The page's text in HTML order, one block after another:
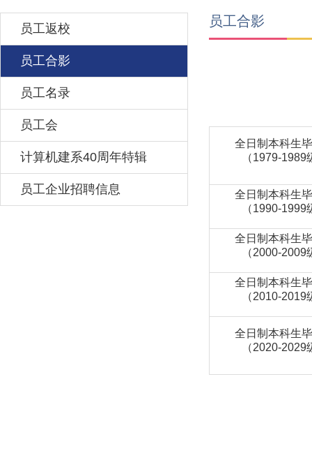
员工返校
员工合影
员工名录
员工会
计算机建系40周年特辑
员工企业招聘信息
员工合影
全日制本科生
（1979-1989
全日制本科生
（1990-1999
全日制本科生
（2000-2009
全日制本科生
（2010-2019
全日制本科生
（2020-2029